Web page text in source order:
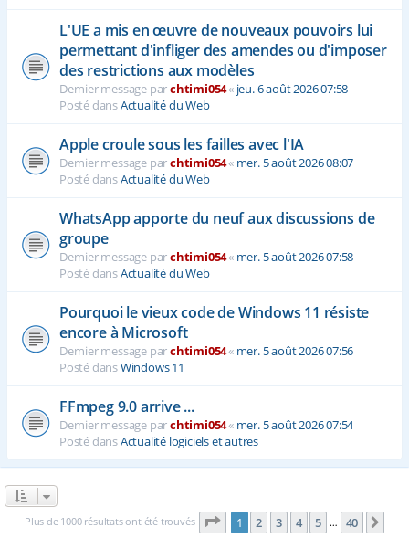
L'UE a mis en œuvre de nouveaux pouvoirs lui
permettant d'infliger des amendes ou d'imposer
des restrictions aux modèles
Dernier message parchtimi054« jeu. 6 août 2026 07:58
Posté dansActualité du Web
Apple croule sous les failles avec l'IA
Dernier message parchtimi054« mer. 5 août 2026 08:07
Posté dansActualité du Web
WhatsApp apporte du neuf aux discussions de
groupe
Dernier message parchtimi054« mer. 5 août 2026 07:58
Posté dansActualité du Web
Pourquoi le vieux code de Windows 11 résiste
encore à Microsoft
Dernier message parchtimi054« mer. 5 août 2026 07:56
Posté dansWindows 11
FFmpeg 9.0 arrive ...
Dernier message parchtimi054« mer. 5 août 2026 07:54
Posté dansActualité logiciels et autres
Plus de 1000 résultats ont été trouvés Page 1sur40
1 2 3 4 5 … 40